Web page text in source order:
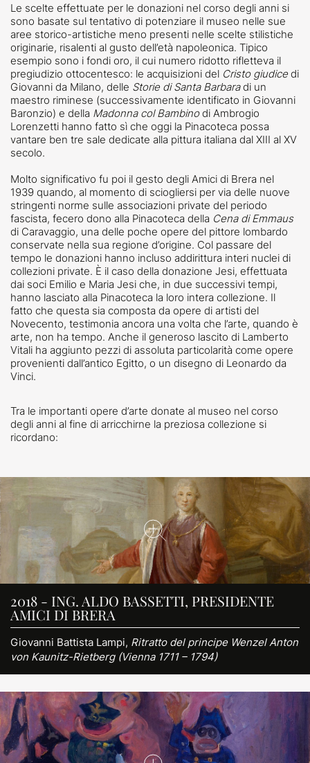
Le scelte effettuate per le donazioni nel corso degli anni si
sono basate sul tentativo di potenziare il museo nelle sue
aree storico-artistiche meno presenti nelle scelte stilistiche
originarie, risalenti al gusto dell’età napoleonica. Tipico
esempio sono i fondi oro, il cui numero ridotto rifletteva il
pregiudizio ottocentesco: le acquisizioni del Cristo giudicedi
Giovanni da Milano, delle Storie di Santa Barbaradi un
maestro riminese (successivamente identificato in Giovanni
Baronzio) e della Madonna col Bambinodi Ambrogio
Lorenzetti hanno fatto sì che oggi la Pinacoteca possa
vantare ben tre sale dedicate alla pittura italiana dal XIII al XV
secolo.
Molto significativo fu poi il gesto degli Amici di Brera nel
1939 quando, al momento di sciogliersi per via delle nuove
stringenti norme sulle associazioni private del periodo
fascista, fecero dono alla Pinacoteca della Cena di Emmaus
di Caravaggio, una delle poche opere del pittore lombardo
conservate nella sua regione d’origine. Col passare del
tempo le donazioni hanno incluso addirittura interi nuclei di
collezioni private. È il caso della donazione Jesi, effettuata
dai soci Emilio e Maria Jesi che, in due successivi tempi,
hanno lasciato alla Pinacoteca la loro intera collezione. Il
fatto che questa sia composta da opere di artisti del
Novecento, testimonia ancora una volta che l’arte, quando è
arte, non ha tempo. Anche il generoso lascito di Lamberto
Vitali ha aggiunto pezzi di assoluta particolarità come opere
provenienti dall’antico Egitto, o un disegno di Leonardo da
Vinci.
Tra le importanti opere d’arte donate al museo nel corso
degli anni al fine di arricchirne la preziosa collezione si
ricordano:
2018 - ING. ALDO BASSETTI, PRESIDENTE
AMICI DI BRERA
Giovanni Battista Lampi, Ritratto del principe Wenzel Anton
von Kaunitz-Rietberg (Vienna 1711 – 1794)